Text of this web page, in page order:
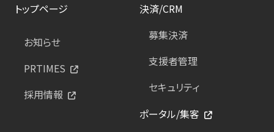
トップページ
お知らせ
PRTIMES
採用情報
決済/CRM
募集決済
支援者管理
セキュリティ
ポータル/集客